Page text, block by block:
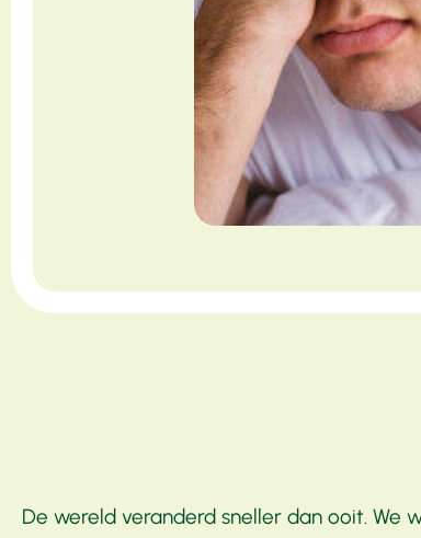
De wereld veranderd sneller dan ooit.